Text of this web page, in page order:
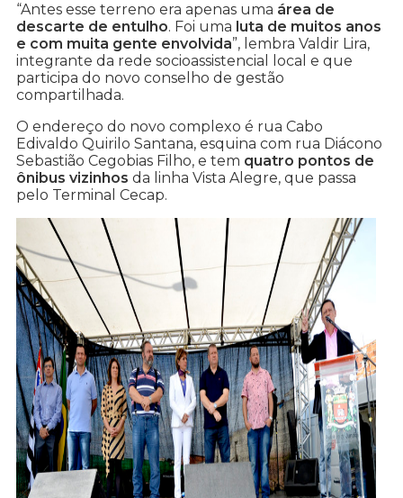
“Antes esse terreno era apenas uma área de
descarte de entulho. Foi uma luta de muitos anos
e com muita gente envolvida”, lembra Valdir Lira,
integrante da rede socioassistencial local e que
participa do novo conselho de gestão
compartilhada.
O endereço do novo complexo é rua Cabo
Edivaldo Quirilo Santana, esquina com rua Diácono
Sebastião Cegobias Filho, e tem quatro pontos de
ônibus vizinhos da linha Vista Alegre, que passa
pelo Terminal Cecap.